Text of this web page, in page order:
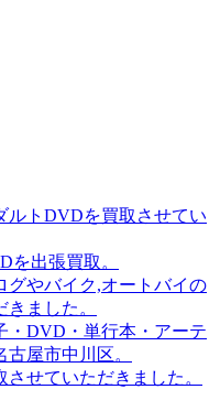
ルトDVDを買取させてい
を出張買取。
グやバイク,オートバイの
ました。
・DVD・単行本・アーテ
屋市中川区。
せていただきました。